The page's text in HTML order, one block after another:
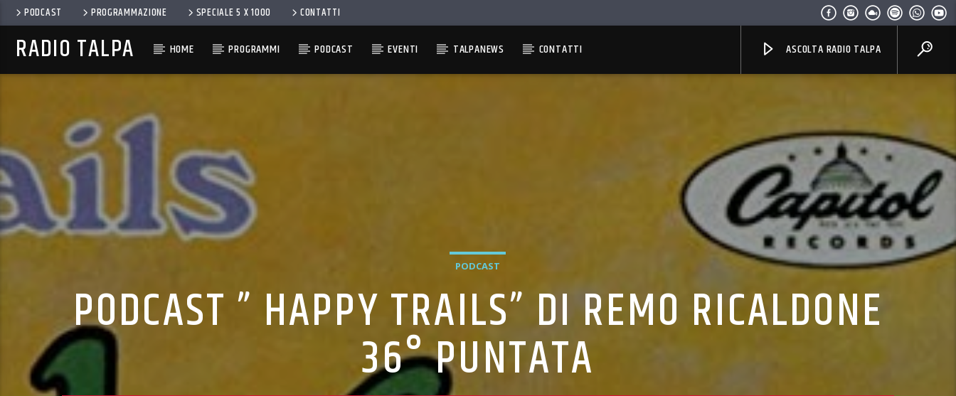
PODCAST PROGRAMMAZIONE SPECIALE 5 X 1000 CONTATTI
RADIO TALPA HOME PROGRAMMI PODCAST EVENTI TALPANEWS CONTATTI ASCOLTA RADIO TALPA
PODCAST
PODCAST ” HAPPY TRAILS” DI REMO RICALDONE
36° PUNTATA